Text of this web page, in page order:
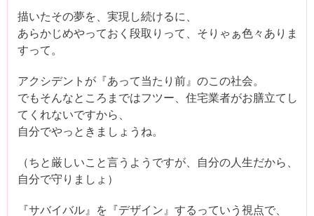
描いたその夢を、実現し続けるに、
あらかじめやっておく段取りって、そりゃぁ色々ありま
すって。
アクシデントが『あって当たり前』のこの社会。
でもそんなところまではフツー、住宅業者がお膳立てし
てくれないですから、
自分でやっときましょうね。
（ちと厳しいこと言うようですが、自分の人生だから、
自分で守りましょ）
『サバイバル』を『デザイン』するっていう視点で、